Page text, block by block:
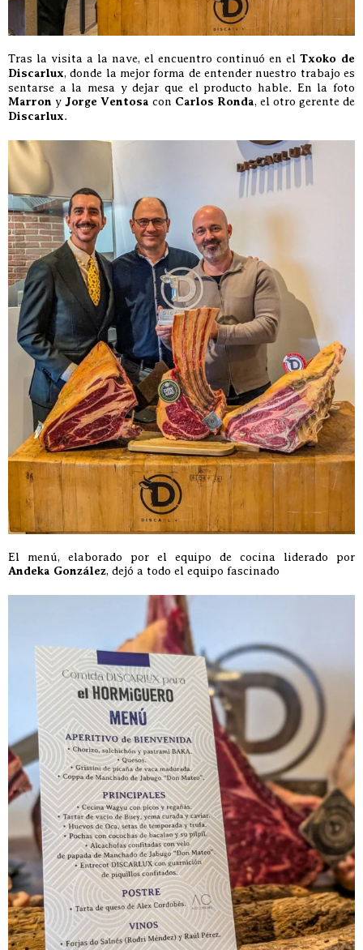
Tras la visita a la nave, el encuentro continuó en el Txoko de
Discarlux, donde la mejor forma de entender nuestro trabajo es
sentarse a la mesa y dejar que el producto hable. En la foto
Marron y Jorge Ventosa con Carlos Ronda, el otro gerente de
Discarlux.
El menú, elaborado por el equipo de cocina liderado por
Andeka González, dejó a todo el equipo fascinado